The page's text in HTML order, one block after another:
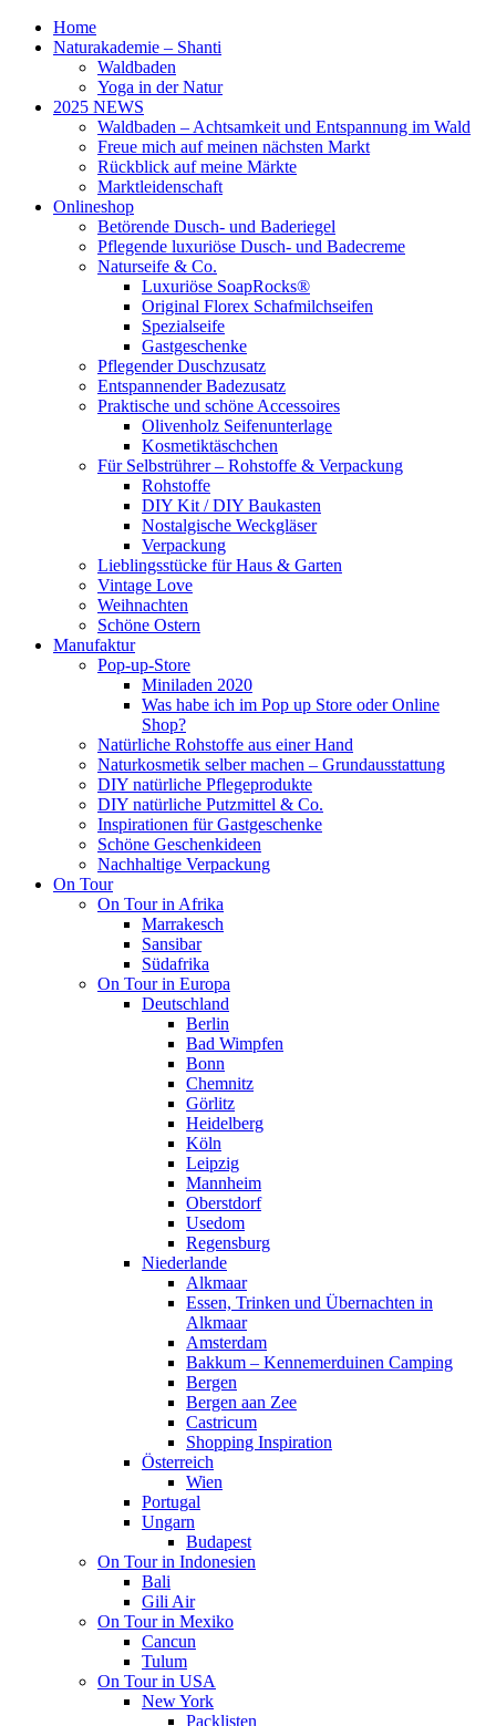
Home
Naturakademie – Shanti
Waldbaden
Yoga in der Natur
2025 NEWS
Waldbaden – Achtsamkeit und Entspannung im Wald
Freue mich auf meinen nächsten Markt
Rückblick auf meine Märkte
Marktleidenschaft
Onlineshop
Betörende Dusch- und Baderiegel
Pflegende luxuriöse Dusch- und Badecreme
Naturseife & Co.
Luxuriöse SoapRocks®
Original Florex Schafmilchseifen
Spezialseife
Gastgeschenke
Pflegender Duschzusatz
Entspannender Badezusatz
Praktische und schöne Accessoires
Olivenholz Seifenunterlage
Kosmetiktäschchen
Für Selbstrührer – Rohstoffe & Verpackung
Rohstoffe
DIY Kit / DIY Baukasten
Nostalgische Weckgläser
Verpackung
Lieblingsstücke für Haus & Garten
Vintage Love
Weihnachten
Schöne Ostern
Manufaktur
Pop-up-Store
Miniladen 2020
Was habe ich im Pop up Store oder Online
Shop?
Natürliche Rohstoffe aus einer Hand
Naturkosmetik selber machen – Grundausstattung
DIY natürliche Pflegeprodukte
DIY natürliche Putzmittel & Co.
Inspirationen für Gastgeschenke
Schöne Geschenkideen
Nachhaltige Verpackung
On Tour
On Tour in Afrika
Marrakesch
Sansibar
Südafrika
On Tour in Europa
Deutschland
Berlin
Bad Wimpfen
Bonn
Chemnitz
Görlitz
Heidelberg
Köln
Leipzig
Mannheim
Oberstdorf
Usedom
Regensburg
Niederlande
Alkmaar
Essen, Trinken und Übernachten in
Alkmaar
Amsterdam
Bakkum – Kennemerduinen Camping
Bergen
Bergen aan Zee
Castricum
Shopping Inspiration
Österreich
Wien
Portugal
Ungarn
Budapest
On Tour in Indonesien
Bali
Gili Air
On Tour in Mexiko
Cancun
Tulum
On Tour in USA
New York
Packlisten